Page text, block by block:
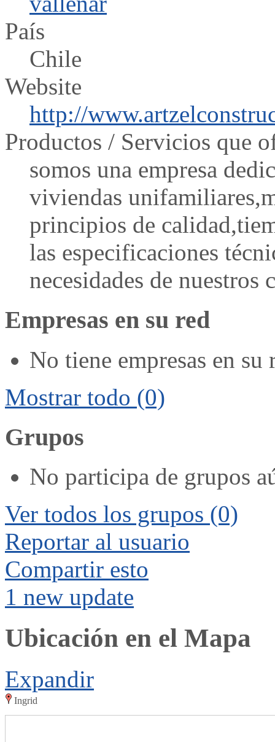
País
Chile
Website
http://
Productos / Servicios que
somos una empresa
viviendas
principios de
las especificaciones
necesidades de nuestros
Empresas en su red
No tiene empresas en su
Mostrar todo (0)
Grupos
No participa de grupos
Ver todos los grupos (0)
Reportar al usuario
Compartir esto
1 new update
Ubicación en el Mapa
Expandir
Ingrid